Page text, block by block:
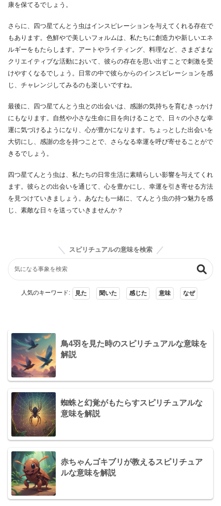
康を保てるでしょう。
さらに、四つ星てんとう虫はインスピレーションを与えてくれる存在で
もあります。色鮮やで美しいフォルムは、私たちに創造力や新しいエネ
ルギーをもたらします。アートやライティング、料理など、さまざまな
クリエイティブな活動において、彼らの存在を思い出すことで刺激を受
けやすくなるでしょう。日常の中で彼らからのインスピレーションを感
じ、チャレンジしてみるのも楽しいですね。
最後に、四つ星てんとう虫との出会いは、感謝の気持ちを育むきっかけ
にもなります。自然や小さな生命に目を向けることで、日々の小さな幸
運に気づけるようになり、心が豊かになります。ちょっとした出会いを
大切にし、感謝の念を持つことで、さらなる幸運を呼び寄せることがで
きるでしょう。
四つ星てんとう虫は、私たちの日常生活に素晴らしい影響を与えてくれ
ます。彼らとの出会いを通じて、心を豊かにし、幸運を引き寄せる方法
を見つけていきましょう。あなたも一緒に、てんとう虫の持つ魅力を感
じ、素敵な日々を送っていきませんか？
スピリチュアルの意味を検索
人気のキーワード: 見た 聞いた 感じた 意味 なぜ
鳥4羽を見た時のスピリチュアルな意味を
解説
蜘蛛と幻覚がもたらすスピリチュアルな
意味を解説
赤ちゃんゴキブリが教えるスピリチュア
ルな意味を解説